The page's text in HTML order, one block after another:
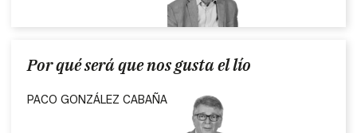
Por qué será que nos gusta el lío
PACO GONZÁLEZ CABAÑA